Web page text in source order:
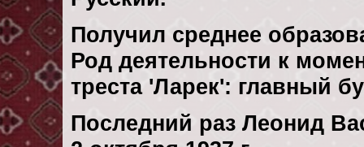
Получил среднее
Род деятельности к
треста 'Ларек': главный
Последний раз Леонид